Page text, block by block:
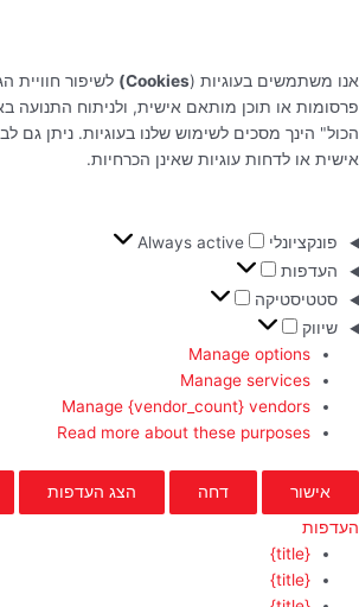
אנו משתמשים בעוגיות (Cookies)
לשיפור חוויית
פרסומות או תוכן מותאם אישית, ולניתוח התנועה
הכול" הינך מסכים לשימוש שלנו בעוגיות. ניתן גם
אישית או לדחות עוגיות שאינן הכרחיות.
פונקציונלי
Always active
העדפות
סטטיסטיקה
שיווק
Manage options
Manage services
Manage {vendor_count} vendors
Read more about these purposes
אישור דחה הצג העדפות
העדפות
{title}
{title}